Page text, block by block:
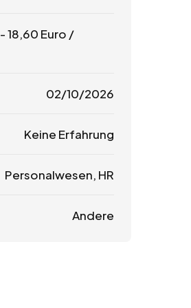
-18,60 Euro /
02/10/2026
Keine Erfahrung
Personalwesen, HR
Andere